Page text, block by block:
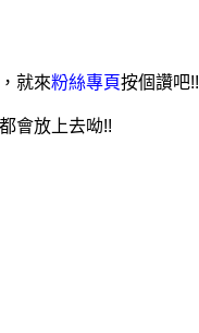
就來粉絲專頁按個讚吧!!
會放上去呦!!